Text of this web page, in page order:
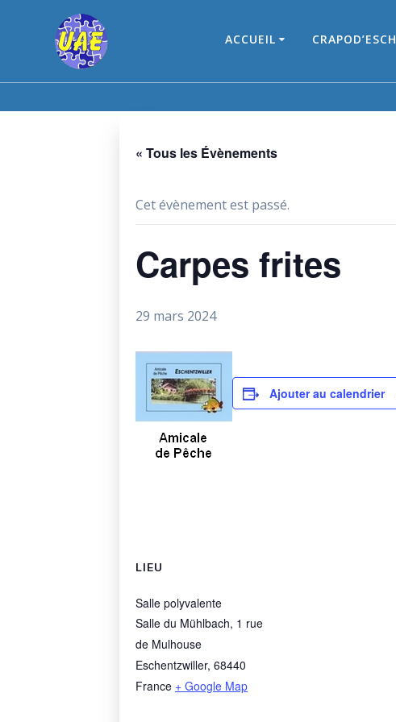
ACCUEIL CRAPOD’ESCH
« Tous les Évènements
Cet évènement est passé.
Carpes frites
29 mars 2024
Ajouter au calendrier
LIEU
Salle polyvalente
Salle du Mühlbach, 1 rue
de Mulhouse
Eschentzwiller, 68440
France + Google Map